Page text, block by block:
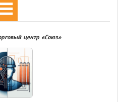
центр «Союз»